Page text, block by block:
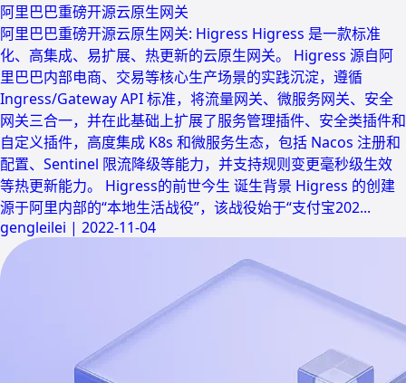
阿里巴巴重磅开源云原生网关
阿里巴巴重磅开源云原生网关: Higress Higress 是一款标准
化、高集成、易扩展、热更新的云原生网关。 Higress 源自阿
里巴巴内部电商、交易等核心生产场景的实践沉淀，遵循
Ingress/Gateway API 标准，将流量网关、微服务网关、安全
网关三合一，并在此基础上扩展了服务管理插件、安全类插件和
自定义插件，高度集成 K8s 和微服务生态，包括 Nacos 注册和
配置、Sentinel 限流降级等能力，并支持规则变更毫秒级生效
等热更新能力。 Higress的前世今生 诞生背景 Higress 的创建
源于阿里内部的“本地生活战役”，该战役始于“支付宝202...
gengleilei | 2022-11-04